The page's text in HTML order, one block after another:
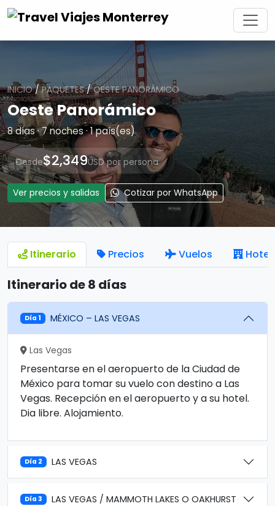
INICIO/PAQUETES/OESTE PANORÁMICO
Oeste Panorámico
8 días · 7 noches · 1 país(es)
Desde$2,349USD por persona
Ver precios y salidas Cotizar por WhatsApp
Itinerario Precios Vuelos
Itinerario de 8 días
Día 1 MÉXICO – LAS VEGAS
Las Vegas
Presentarse en el aeropuerto de la Ciudad de
México para tomar su vuelo con destino a Las
Vegas. Recepción en el aeropuerto y a su hotel.
Dia libre. Alojamiento.
Día 2 LAS VEGAS
Día 3 LAS VEGAS / MAMMOTH LAKES O OAKHURST